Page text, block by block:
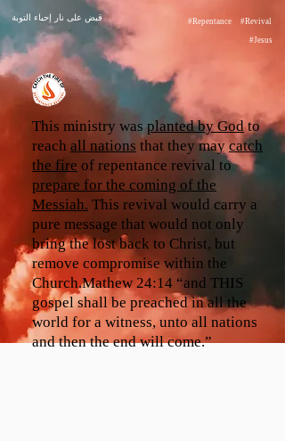
قبض على نار إحياء التوبة #Revival
#Repentance
#Jesus
This ministry was planted by Godto
reach all nations that they maycatch
the fire of repentance revival to
prepare for the coming of the
Messiah. This revival would carry a
pure message that would not only
bring the lost back to Christ, but
remove compromise within the
Church.Mathew 24:14 “and THIS
gospel shall be preached in all the
world for a witness, unto all nations
and then the end will come.”